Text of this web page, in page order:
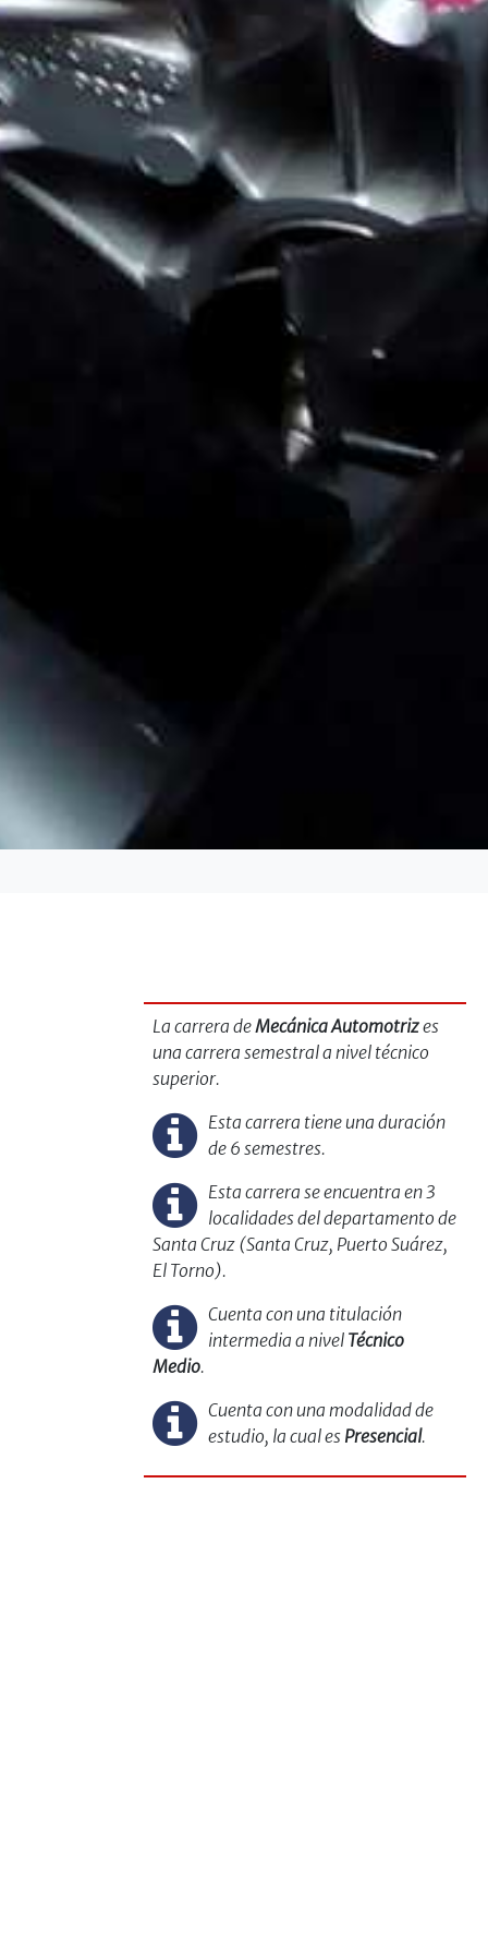
La carrera deMecánica Automotrizes
una carrera semestral a nivel técnico
superior.
Esta carrera tiene una duración
de 6 semestres.
Esta carrera se encuentra en 3
localidades del departamento de
Santa Cruz (Santa Cruz, Puerto Suárez,
El Torno).
Cuenta con una titulación
intermedia a nivel Técnico
Medio.
Cuenta con una modalidad de
estudio, la cual es Presencial.